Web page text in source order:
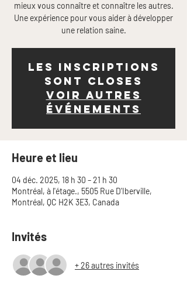
mieux vous connaître et connaître les autres.
Une expérience pour vous aider à développer
Les inscriptions
sont closes
Voir autres
événements
Heure et lieu
04 déc. 2025, 18 h 30 – 21 h 30
Montréal, à l'étage., 5505 Rue D'Iberville,
Montréal, QC H2K 3E3, Canada
Invités
+ 26 autres invités